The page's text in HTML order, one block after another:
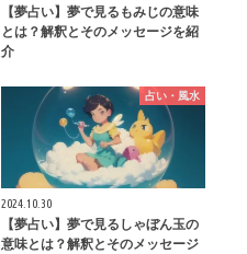
【夢占い】夢で見るもみじの意味
とは？解釈とそのメッセージを紹
介
占い・風水
2024.10.30
【夢占い】夢で見るしゃぼん玉の
意味とは？解釈とそのメッセージ